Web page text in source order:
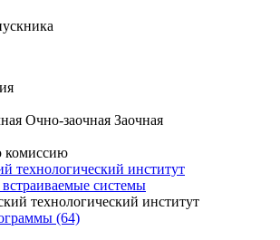
Очно-заочная Заочная
комиссию
институт
системы
(64)